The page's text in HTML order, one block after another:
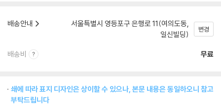
배송안내
서울특별시 영등포구 은행로 11(여의도동,
일신빌딩)
변경
배송비 무료
쇄에 따라 표지 디자인은 상이할 수 있으나, 본문 내용은 동일하오니 참고
부탁드립니다